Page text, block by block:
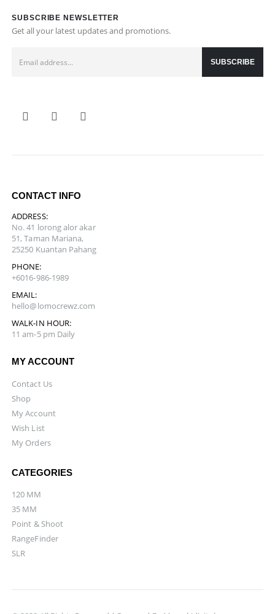
SUBSCRIBE NEWSLETTER
Get all your latest updates and promotions.
CONTACT INFO
ADDRESS:
No. 41 lorong alor akar
51, Taman Mariana,
25250 Kuantan Pahang
PHONE:
+6016-986-1989
EMAIL:
hello@lomocrewz.com
WALK-IN HOUR:
11 am-5 pm Daily
MY ACCOUNT
Contact Us
Shop
My Account
Wish List
My Orders
CATEGORIES
120 MM
35 MM
Point & Shoot
RangeFinder
SLR